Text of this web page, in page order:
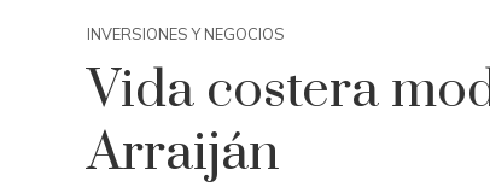
INVERSIONES Y NEGOCIOS
Vida costera
Arraiján